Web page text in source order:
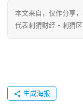
本文来自 ，仅作分享
代表刺猬财经 - 刺猬区
生成海报